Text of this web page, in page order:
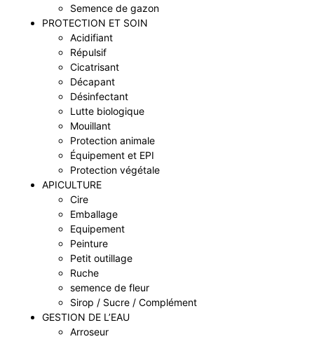
Semence de gazon
PROTECTION ET SOIN
Acidifiant
Répulsif
Cicatrisant
Décapant
Désinfectant
Lutte biologique
Mouillant
Protection animale
Équipement et EPI
Protection végétale
APICULTURE
Cire
Emballage
Equipement
Peinture
Petit outillage
Ruche
semence de fleur
Sirop / Sucre / Complément
GESTION DE L’EAU
Arroseur